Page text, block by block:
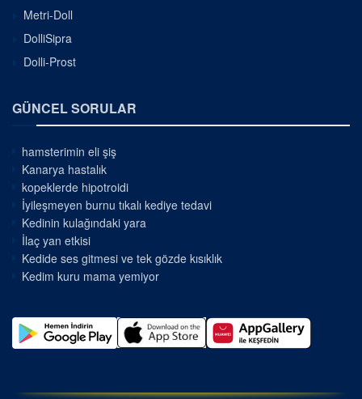
Metri-Doll
DolliSipra
Dolli-Prost
GÜNCEL SORULAR
hamsterimin eli şiş
Kanarya hastalık
kopeklerde hipotroidi
İyileşmeyen burnu tıkalı kediye tedavi
Kedinin kulağındaki yara
İlaç yan etkisi
Kedide ses gitmesi ve tek gözde kısıklık
Kedim kuru mama yemiyor